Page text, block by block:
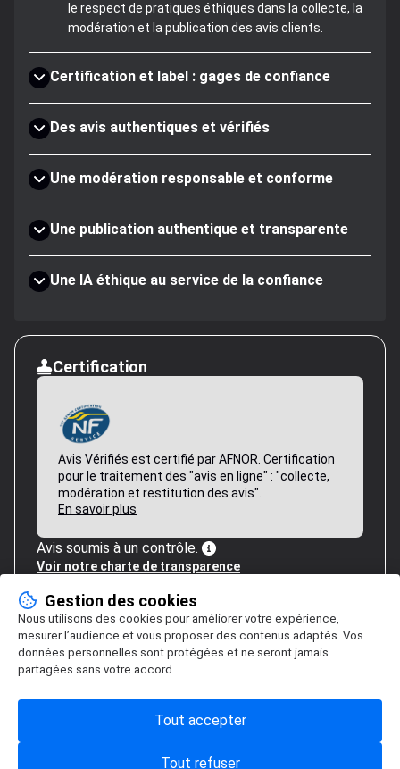
le respect de pratiques éthiques dans la collecte, la
modération et la publication des avis clients.
Certification et label : gages de confiance
Des avis authentiques et vérifiés
Une modération responsable et conforme
Une publication authentique et transparente
Une IA éthique au service de la confiance
Certification
Avis Vérifiés est certifié par AFNOR. Certification
pour le traitement des "avis en ligne" : "collecte,
modération et restitution des avis".
En savoir plus
Avis soumis à un contrôle.
Voir notre charte de transparence
Gestion des cookies
Nous utilisons des cookies pour améliorer votre expérience,
mesurer l’audience et vous proposer des contenus adaptés. Vos
données personnelles sont protégées et ne seront jamais
partagées sans votre accord.
Tout refuser
Tout accepter